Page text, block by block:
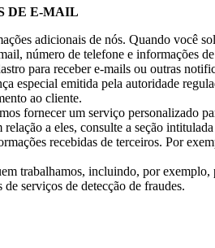
DE E-MAIL
adicionais de nós. Quando você
número de telefone e informações
para receber e-mails ou outras
especial emitida pela autoridade
ao cliente.
fornecer um serviço personalizado
a eles, consulte a seção
recebidas de terceiros. Por
trabalhamos, incluindo, por
serviços de detecção de fraudes.